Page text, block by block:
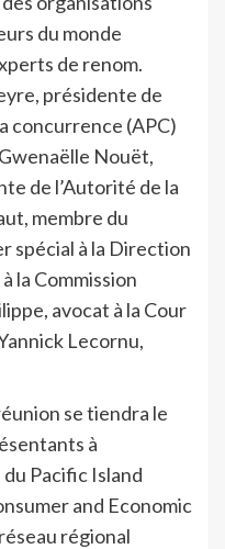
du monde
de renom.
présidente de
concurrence (APC)
Nouët,
de l’Autorité de la
membre du
spécial à la Direction
la Commission
avocat à la Cour
Lecornu,
se tiendra le
à
du Pacific Island
and Economic
régional